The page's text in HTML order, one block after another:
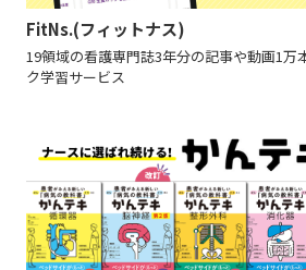
FitNs.(フィットナス)
19領域の看護専門誌3年分の記事や動画1万
ク学習サービス